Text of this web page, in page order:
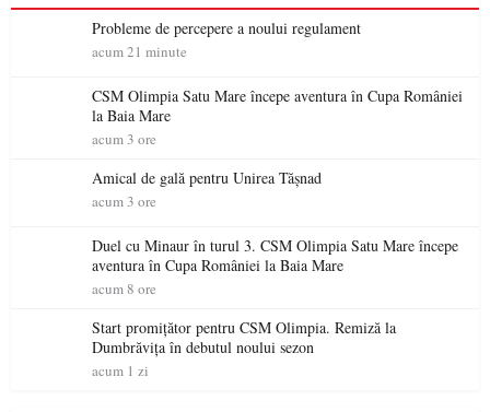
Probleme de percepere a noului regulament
acum 21 minute
CSM Olimpia Satu Mare începe aventura în Cupa României
la Baia Mare
acum 3 ore
Amical de gală pentru Unirea Tășnad
acum 3 ore
Duel cu Minaur în turul 3. CSM Olimpia Satu Mare începe
aventura în Cupa României la Baia Mare
acum 8 ore
Start promițător pentru CSM Olimpia. Remiză la
Dumbrăvița în debutul noului sezon
acum 1 zi